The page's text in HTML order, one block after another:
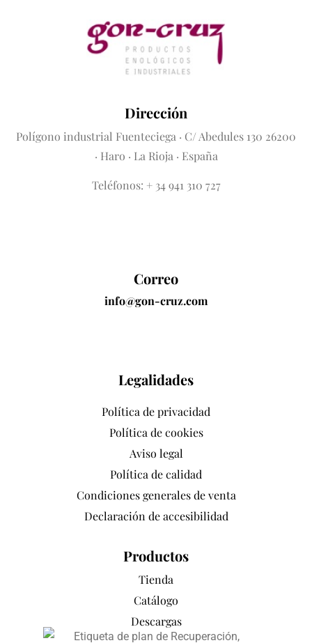
Dirección
Polígono industrial Fuenteciega · C/ Abedules 130 26200
· Haro · La Rioja · España
Teléfonos: + 34 941 310 727
Correo
info@gon-cruz.com
Legalidades
Política de privacidad
Política de cookies
Aviso legal
Política de calidad
Condiciones generales de venta
Declaración de accesibilidad
Productos
Tienda
Catálogo
Descargas